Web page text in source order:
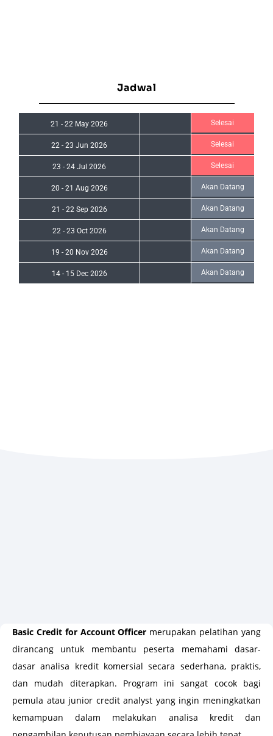
Jadwal
21 -22 May 2026 Selesai
22 -23 Jun 2026 Selesai
23 -24 Jul 2026 Selesai
20 - 21 Aug 2026 Akan Datang
21 - 22 Sep 2026 Akan Datang
22 - 23 Oct 2026 Akan Datang
19 - 20 Nov 2026 Akan Datang
14 - 15 Dec 2026 Akan Datang
Basic Credit for Account Officer merupakan pelatihan yang
dirancang untuk membantu peserta memahami dasar-
dasar analisa kredit komersial secara sederhana, praktis,
dan mudah diterapkan. Program ini sangat cocok bagi
pemula atau junior credit analyst yang ingin meningkatkan
kemampuan dalam melakukan analisa kredit dan